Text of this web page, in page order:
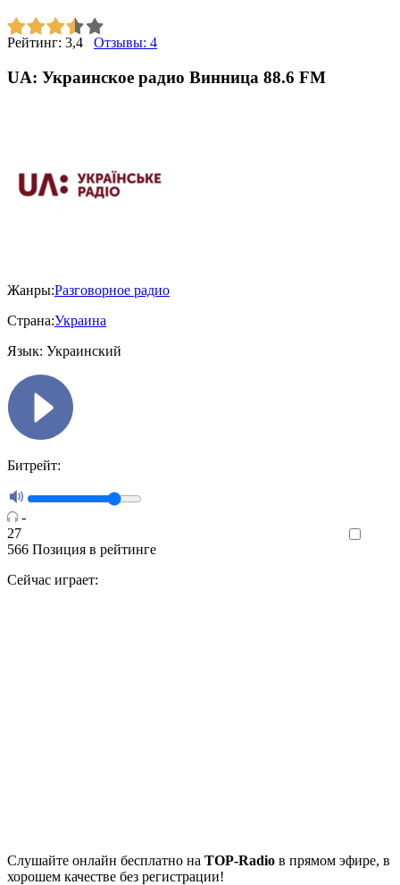
Рейтинг: 3,4 Отзывы: 4
UA: Украинское радио Винница 88.6 FM
Жанры:Разговорное радио
Страна:Украина
Язык: Украинский
Битрейт:
-
27
566 Позиция в рейтинге
Сейчас играет:
Cлушайте онлайн бесплатно на TOP-Radio в прямом эфире, в
хорошем качестве без регистрации!